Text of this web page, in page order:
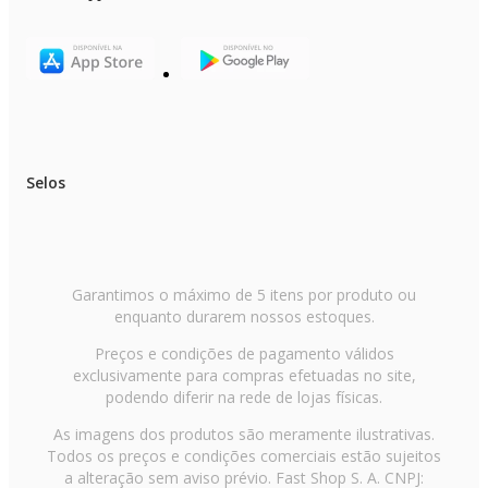
Selos
Garantimos o máximo de 5 itens por produto ou
enquanto durarem nossos estoques.
Preços e condições de pagamento válidos
exclusivamente para compras efetuadas no site,
podendo diferir na rede de lojas físicas.
As imagens dos produtos são meramente ilustrativas.
Todos os preços e condições comerciais estão sujeitos
a alteração sem aviso prévio. Fast Shop S. A. CNPJ: